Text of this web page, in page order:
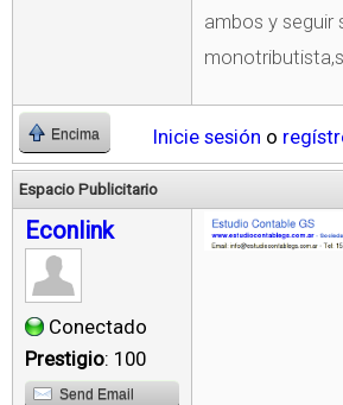
ambos y seguir
Encima Inicie sesión o
Espacio Publicitario
Econlink
Conectado
Prestigio: 100
Send Email